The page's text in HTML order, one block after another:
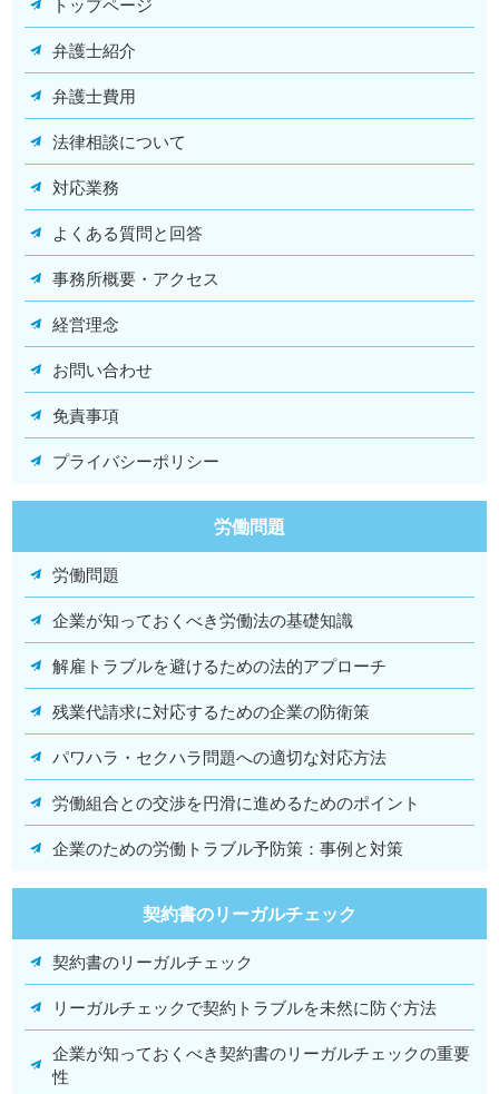
弁護士紹介
弁護士費用
法律相談について
対応業務
よくある質問と回答
事務所概要・アクセス
経営理念
お問い合わせ
免責事項
プライバシーポリシー
労働問題
労働問題
企業が知っておくべき労働法の基礎知識
解雇トラブルを避けるための法的アプローチ
残業代請求に対応するための企業の防衛策
パワハラ・セクハラ問題への適切な対応方法
労働組合との交渉を円滑に進めるためのポイント
企業のための労働トラブル予防策：事例と対策
契約書のリーガルチェック
契約書のリーガルチェック
リーガルチェックで契約トラブルを未然に防ぐ方法
企業が知っておくべき契約書のリーガルチェックの重要
性